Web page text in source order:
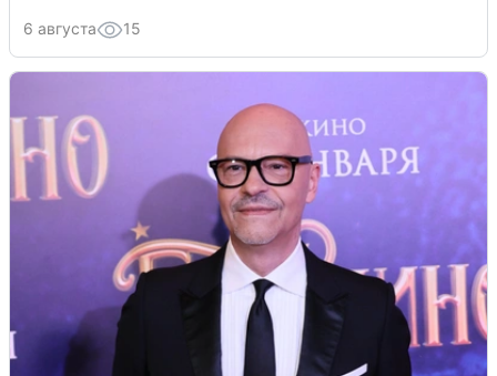
6 августа 15